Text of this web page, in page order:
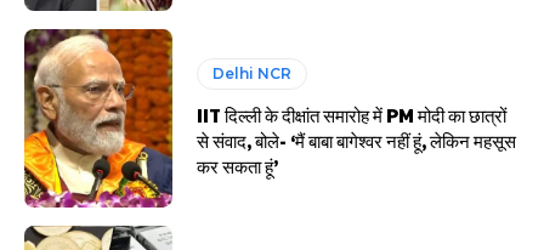
Delhi NCR
IIT दिल्ली के दीक्षांत समारोह में PM मोदी का छात्रों
से संवाद, बोले- ‘मैं बाबा बागेश्वर नहीं हूं, लेकिन महसूस
कर सकता हूं’